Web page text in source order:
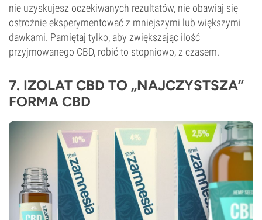
nie uzyskujesz oczekiwanych rezultatów, nie obawiaj się
ostrożnie eksperymentować z mniejszymi lub większymi
dawkami. Pamiętaj tylko, aby zwiększając ilość
przyjmowanego CBD, robić to stopniowo, z czasem.
7. IZOLAT CBD TO „NAJCZYSTSZA”
FORMA CBD